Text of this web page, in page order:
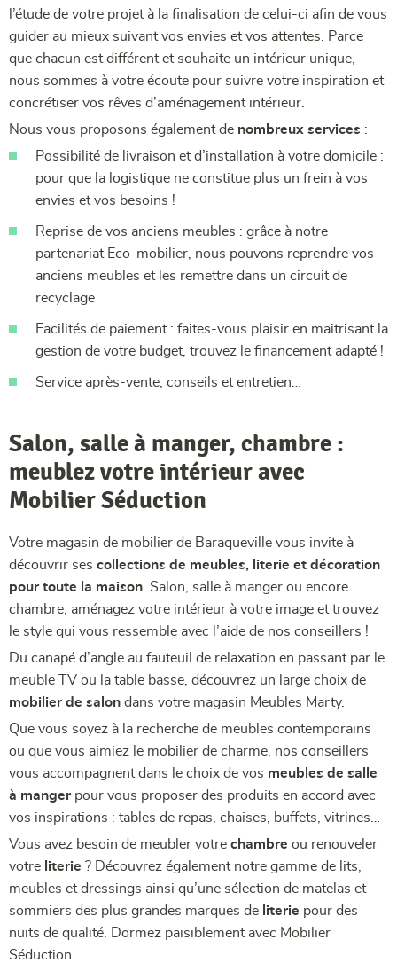
l’étude de votre projet à la finalisation de celui-ci afin de vous
guider au mieux suivant vos envies et vos attentes. Parce
que chacun est différent et souhaite un intérieur unique,
nous sommes à votre écoute pour suivre votre inspiration et
concrétiser vos rêves d’aménagement intérieur.
Nous vous proposons également de nombreux services :
Possibilité de livraison et d’installation à votre domicile :
pour que la logistique ne constitue plus un frein à vos
envies et vos besoins !
Reprise de vos anciens meubles : grâce à notre
partenariat Eco-mobilier, nous pouvons reprendre vos
anciens meubles et les remettre dans un circuit de
recyclage
Facilités de paiement : faites-vous plaisir en maitrisant la
gestion de votre budget, trouvez le financement adapté !
Service après-vente, conseils et entretien…
Salon, salle à manger, chambre :
meublez votre intérieur avec
Mobilier Séduction
Votre magasin de mobilier de Baraqueville vous invite à
découvrir ses collections de meubles, literie et décoration
pour toute la maison . Salon, salle à manger ou encore
chambre, aménagez votre intérieur à votre image et trouvez
le style qui vous ressemble avec l’aide de nos conseillers !
Du canapé d’angle au fauteuil de relaxation en passant par le
meuble TV ou la table basse, découvrez un large choix de
mobilier de salon dans votre magasin Meubles Marty.
Que vous soyez à la recherche de meubles contemporains
ou que vous aimiez le mobilier de charme, nos conseillers
vous accompagnent dans le choix de vos meubles de salle
à mangerpour vous proposer des produits en accord avec
vos inspirations : tables de repas, chaises, buffets, vitrines…
Vous avez besoin de meubler votre chambre ou renouveler
votre literie ? Découvrez également notre gamme de lits,
meubles et dressings ainsi qu’une sélection de matelas et
sommiers des plus grandes marques de literie pour des
nuits de qualité. Dormez paisiblement avec Mobilier
Séduction…